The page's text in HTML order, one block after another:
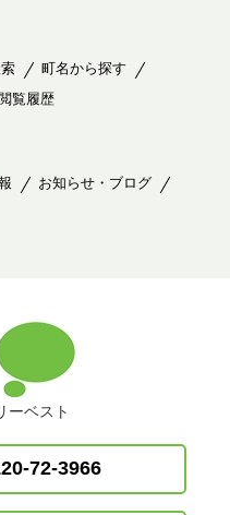
町名から探す
閲覧履歴
お知らせ・ブログ
ーベスト
72-3966